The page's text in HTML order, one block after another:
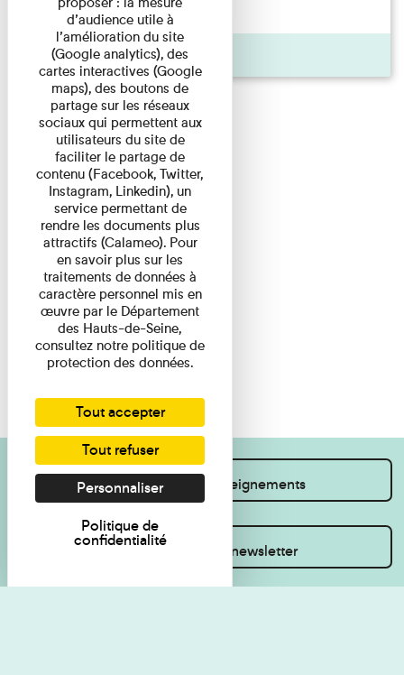
la collection ...
Pages
Je souhaite des renseignements
Inscrivez-vous à la newsletter
d’audience utile à
l’amélioration du site
(Google analytics), des
cartes interactives (Google
maps), des boutons de
partage sur les réseaux
sociaux qui permettent aux
utilisateurs du site de
faciliter le partage de
contenu (Facebook, Twitter,
Instagram, Linkedin), un
service permettant de
rendre les documents plus
attractifs (Calameo). Pour
en savoir plus sur les
traitements de données à
caractère personnel mis en
œuvre par le Département
des Hauts-de-Seine,
consultez notre politique de
protection des données.
Tout accepter
Tout refuser
Personnaliser
Politique de
confidentialité